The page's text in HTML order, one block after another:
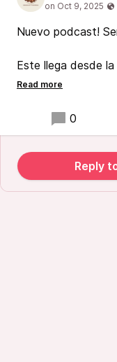
Nuevo podcast!
Este llega desde
gracias al Centro
"Dedicado a
aspectos de su
sufren
0
Reply